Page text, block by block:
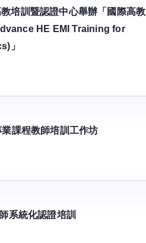
培訓暨認證中心舉辦「國際高教
HE EMI Training for
」
課程教師培訓工作坊
系統化認證培訓